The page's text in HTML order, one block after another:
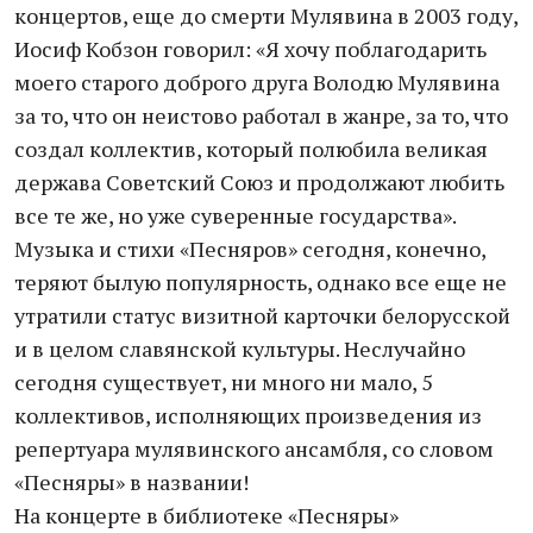
концертов, еще до смерти Мулявина в 2003 году,
Иосиф Кобзон говорил: «Я хочу поблагодарить
моего старого доброго друга Володю Мулявина
за то, что он неистово работал в жанре, за то, что
создал коллектив, который полюбила великая
держава Советский Союз и продолжают любить
все те же, но уже суверенные государства».
Музыка и стихи «Песняров» сегодня, конечно,
теряют былую популярность, однако все еще не
утратили статус визитной карточки белорусской
и в целом славянской культуры. Неслучайно
сегодня существует, ни много ни мало, 5
коллективов, исполняющих произведения из
репертуара мулявинского ансамбля, со словом
«Песняры» в названии!
На концерте в библиотеке «Песняры»